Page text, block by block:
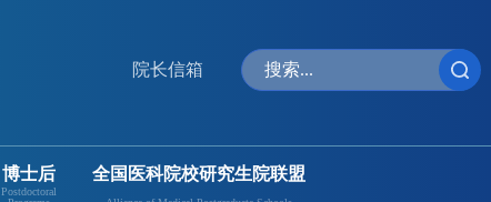
院长信箱
博士后
Postdoctoral
全国医科院校研究生院联盟